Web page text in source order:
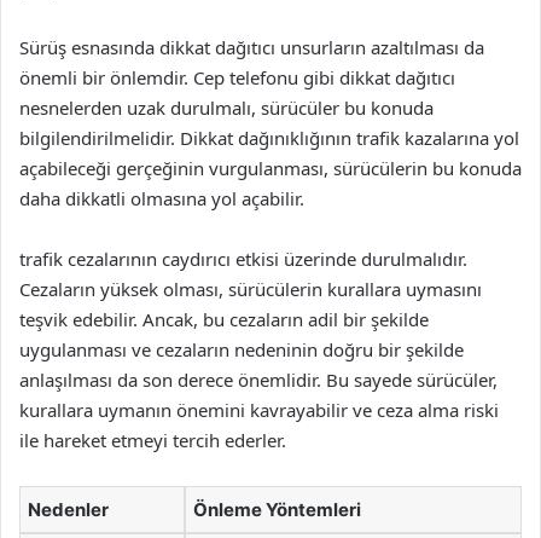
Sürüş esnasında dikkat dağıtıcı unsurların azaltılması da
önemli bir önlemdir. Cep telefonu gibi dikkat dağıtıcı
nesnelerden uzak durulmalı, sürücüler bu konuda
bilgilendirilmelidir. Dikkat dağınıklığının trafik kazalarına yol
açabileceği gerçeğinin vurgulanması, sürücülerin bu konuda
daha dikkatli olmasına yol açabilir.
trafik cezalarının caydırıcı etkisi üzerinde durulmalıdır.
Cezaların yüksek olması, sürücülerin kurallara uymasını
teşvik edebilir. Ancak, bu cezaların adil bir şekilde
uygulanması ve cezaların nedeninin doğru bir şekilde
anlaşılması da son derece önemlidir. Bu sayede sürücüler,
kurallara uymanın önemini kavrayabilir ve ceza alma riski
ile hareket etmeyi tercih ederler.
Nedenler Önleme Yöntemleri